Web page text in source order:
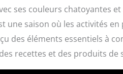
ses couleurs chatoyantes
une saison où les activités
des éléments essentiels à
recettes et des produits de